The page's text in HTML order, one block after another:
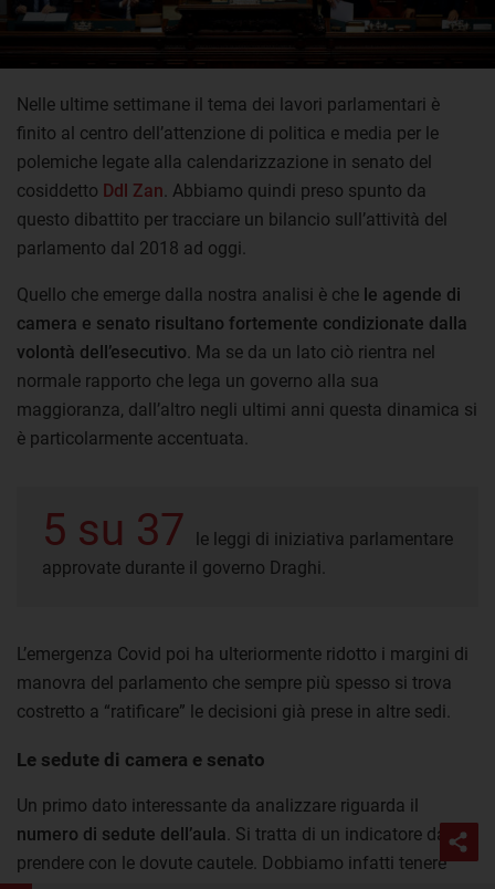
Nelle ultime settimane il tema dei lavori parlamentari è
finito al centro dell’attenzione di politica e media per le
polemiche legate alla calendarizzazione in senato del
cosiddetto Ddl Zan. Abbiamo quindi preso spunto da
questo dibattito per tracciare un bilancio sull’attività del
parlamento dal 2018 ad oggi.
Quello che emerge dalla nostra analisi è che le agende di
camera e senato risultano fortemente condizionate dalla
volontà dell’esecutivo. Ma se da un lato ciò rientra nel
normale rapporto che lega un governo alla sua
maggioranza, dall’altro negli ultimi anni questa dinamica si
è particolarmente accentuata.
5 su 37
le leggi di iniziativa parlamentare
approvate durante il governo Draghi.
L’emergenza Covid poi ha ulteriormente ridotto i margini di
manovra del parlamento che sempre più spesso si trova
costretto a “ratificare” le decisioni già prese in altre sedi.
Le sedute di camera e senato
Un primo dato interessante da analizzare riguarda il
numero di sedute dell’aula. Si tratta di un indicatore da
prendere con le dovute cautele. Dobbiamo infatti tenere